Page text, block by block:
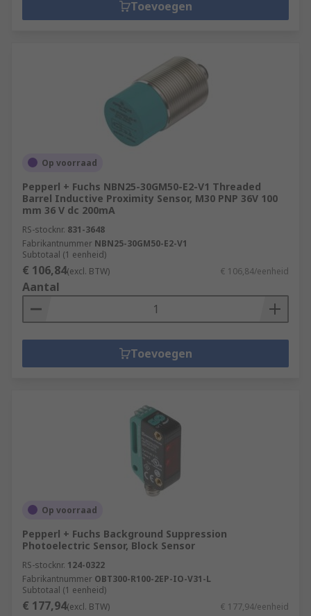
Toevoegen
Op voorraad
Pepperl + Fuchs NBN25-30GM50-E2-V1 Threaded
Barrel Inductive Proximity Sensor, M30 PNP 36V 100
mm 36 V dc 200mA
RS-stocknr. 831-3648
Fabrikantnummer NBN25-30GM50-E2-V1
Subtotaal (1 eenheid)
€ 106,84(excl. BTW) € 106,84/eenheid
Aantal
Toevoegen
Op voorraad
Pepperl + Fuchs Background Suppression
Photoelectric Sensor, Block Sensor
RS-stocknr. 124-0322
Fabrikantnummer OBT300-R100-2EP-IO-V31-L
Subtotaal (1 eenheid)
€ 177,94(excl. BTW) € 177,94/eenheid